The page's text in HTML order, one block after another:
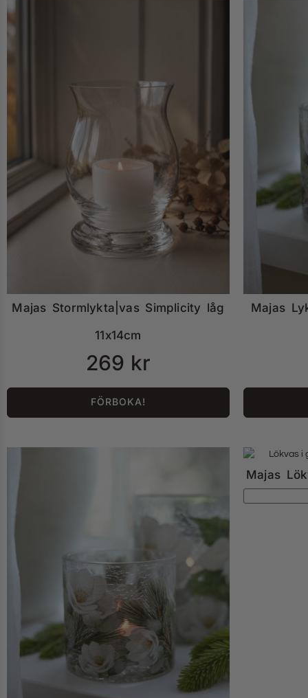
Majas Stormlykta|vas Simplicity låg
11x14cm
269 kr
FÖRBOKA!
Majas
Majas